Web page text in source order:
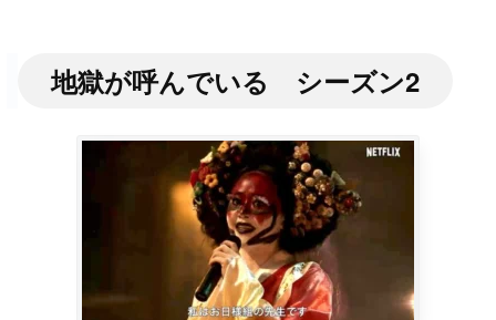
地獄が呼んでいる シーズン2